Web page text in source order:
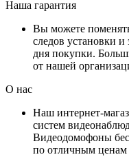
Наша гарантия
Вы можете
следов установки и
дня покупки.
от нашей
О нас
Наш интернет-
систем
Видеодомофоны
по отличным ценам